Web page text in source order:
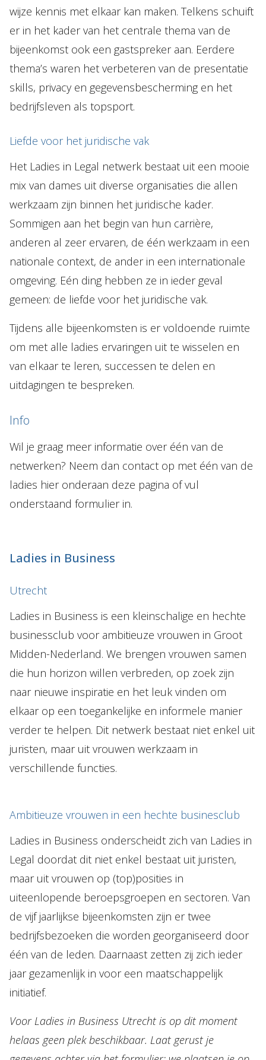
wijze kennis met elkaar kan maken. Telkens schuift
er in het kader van het centrale thema van de
bijeenkomst ook een gastspreker aan. Eerdere
thema’s waren het verbeteren van de presentatie
skills, privacy en gegevensbescherming en het
bedrijfsleven als topsport.
Liefde voor het juridische vak
Het Ladies in Legal netwerk bestaat uit een mooie
mix van dames uit diverse organisaties die allen
werkzaam zijn binnen het juridische kader.
Sommigen aan het begin van hun carrière,
anderen al zeer ervaren, de één werkzaam in een
nationale context, de ander in een internationale
omgeving. Eén ding hebben ze in ieder geval
gemeen: de liefde voor het juridische vak.
Tijdens alle bijeenkomsten is er voldoende ruimte
om met alle ladies ervaringen uit te wisselen en
van elkaar te leren, successen te delen en
uitdagingen te bespreken.
Info
Wil je graag meer informatie over één van de
netwerken? Neem dan contact op met één van de
ladies hier onderaan deze pagina of vul
onderstaand formulier in.
Ladies in Business
Utrecht
Ladies in Business is een kleinschalige en hechte
businessclub voor ambitieuze vrouwen in Groot
Midden-Nederland. We brengen vrouwen samen
die hun horizon willen verbreden, op zoek zijn
naar nieuwe inspiratie en het leuk vinden om
elkaar op een toegankelijke en informele manier
verder te helpen. Dit netwerk bestaat niet enkel uit
juristen, maar uit vrouwen werkzaam in
verschillende functies.
Ambitieuze vrouwen in een hechte businesclub
Ladies in Business onderscheidt zich van Ladies in
Legal doordat dit niet enkel bestaat uit juristen,
maar uit vrouwen op (top)posities in
uiteenlopende beroepsgroepen en sectoren. Van
de vijf jaarlijkse bijeenkomsten zijn er twee
bedrijfsbezoeken die worden georganiseerd door
één van de leden. Daarnaast zetten zij zich ieder
jaar gezamenlijk in voor een maatschappelijk
initiatief.
Voor Ladies in Business Utrecht is op dit moment
helaas geen plek beschikbaar. Laat gerust je